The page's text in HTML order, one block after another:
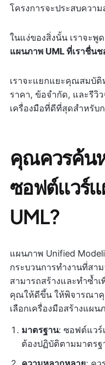
โครงการจะประสบความ
ในแง่ของสิ่งนั้น เราจะพู
แผนภาพ UML ที่เราชื่น
เราจะแยกแยะคุณสมบั
ราคา, ข้อจำกัด, และรีวิ
เครื่องมือที่ดีที่สุดสำหรับ
คุณควรค้น
ซอฟต์แวร์
UML?
แผนภาพ Unified
กระบวนการทำงานที่สา
สามารถสร้างและทำซ้ำ
คุณให้ดีขึ้น ให้พิจารณา
เลือกเครื่องมือสร้างแผ
มาตรฐาน: ซอฟต์แวร์
ต้องปฏิบัติตามมาตร